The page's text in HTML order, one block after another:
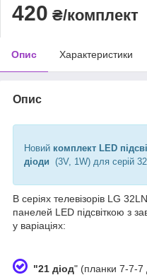
420 ₴/комплект
Опис Характеристики
Опис
Новий комплект LED
діоди (3V, 1W) для серій
В серіях телевізорів LG
панелей LED підсвіткою з
у варіаціях:
"21 діод" (планки 7-7-7